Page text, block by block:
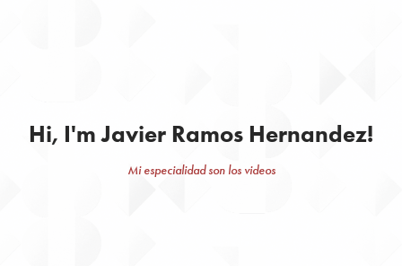
Hi, I'm Javier Ramos Hernandez!
Mi especialidad son los videos